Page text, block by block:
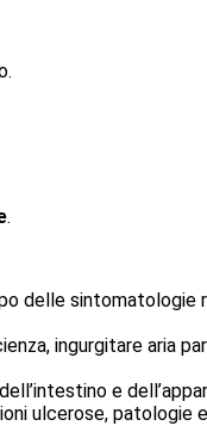
.
delle sintomatologie
ingurgitare aria
e
ulcerose, patologie